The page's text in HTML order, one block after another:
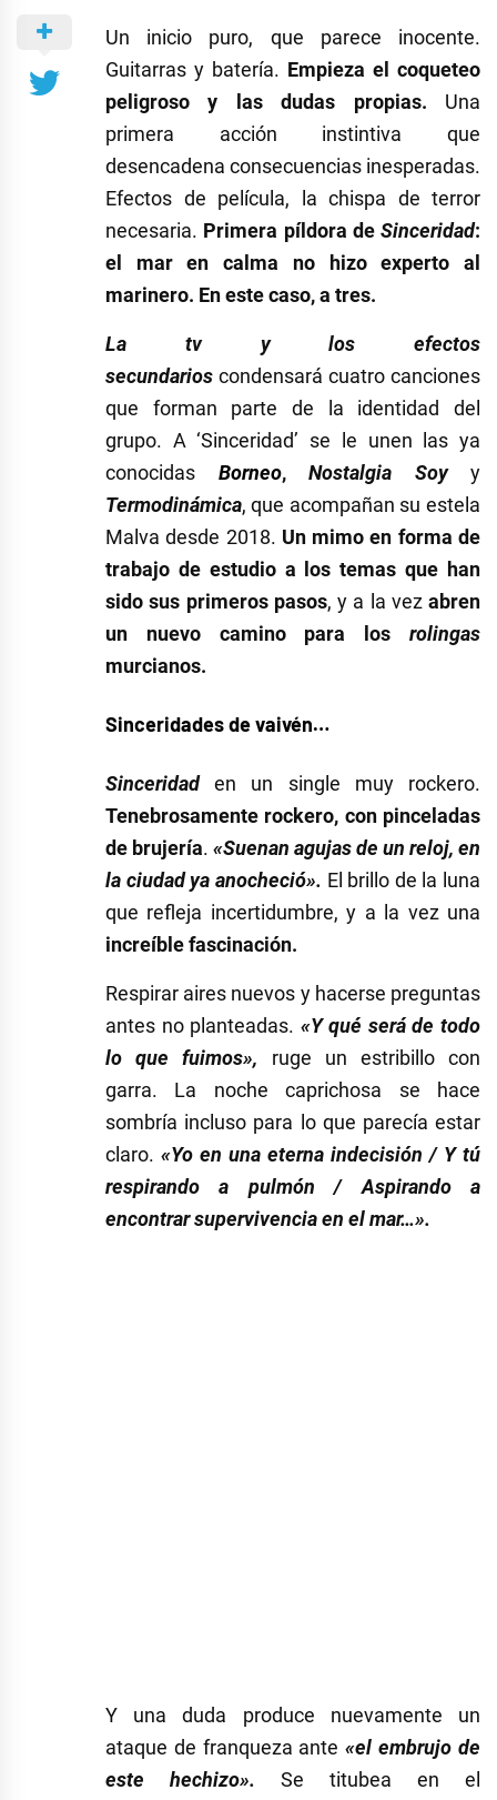
Un inicio puro, que parece inocente.
Guitarras y batería. Empieza el coqueteo
peligroso y las dudas propias. Una
primera acción instintiva que
desencadena consecuencias inesperadas.
Efectos de película, la chispa de terror
necesaria. Primera píldora de Sinceridad:
el mar en calma no hizo experto al
marinero. En este caso, a tres.
La tv y los efectos
secundarios condensará cuatro canciones
que forman parte de la identidad del
grupo. A ‘Sinceridad’ se le unen las ya
conocidas Borneo, Nostalgia Soy y
Termodinámica, que acompañan su estela
Malva desde 2018. Un mimo en forma de
trabajo de estudio a los temas que han
sido sus primeros pasos, y a la vez abren
un nuevo camino para los rolingas
murcianos.
Sinceridades de vaivén…
Sinceridad
en un single muy rockero.
Tenebrosamente rockero, con pinceladas
de brujería. «Suenan agujas de un reloj, en
la ciudad ya anocheció». El brillo de la luna
que refleja incertidumbre, y a la vez una
increíble fascinación.
Respirar aires nuevos y hacerse preguntas
antes no planteadas. «Y qué será de todo
lo que fuimos», ruge un estribillo con
garra. La noche caprichosa se hace
sombría incluso para lo que parecía estar
claro. «Yo en una eterna indecisión / Y tú
respirando a pulmón / Aspirando a
encontrar supervivencia en el mar…».
Y una duda produce nuevamente un
ataque de franqueza ante«el embrujo de
este hechizo». Se titubea en el